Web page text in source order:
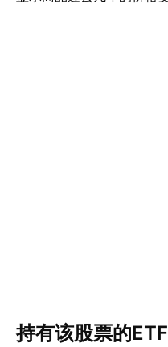
持有该股票的ETF